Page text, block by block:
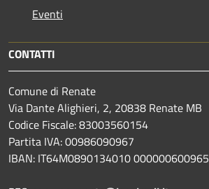
Eventi
CONTATTI
Comune di Renate
Via Dante Alighieri, 2, 20838 Renate MB
Codice Fiscale: 83003560154
Partita IVA: 00986090967
IBAN: IT64M0890134010 000000600965